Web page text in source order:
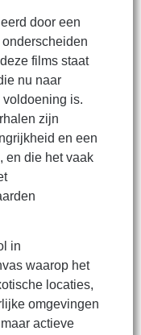
door een
films staat
nu naar
is.
zijn
en een
en die het vaak
in
waarop het
locaties,
omgevingen
actieve